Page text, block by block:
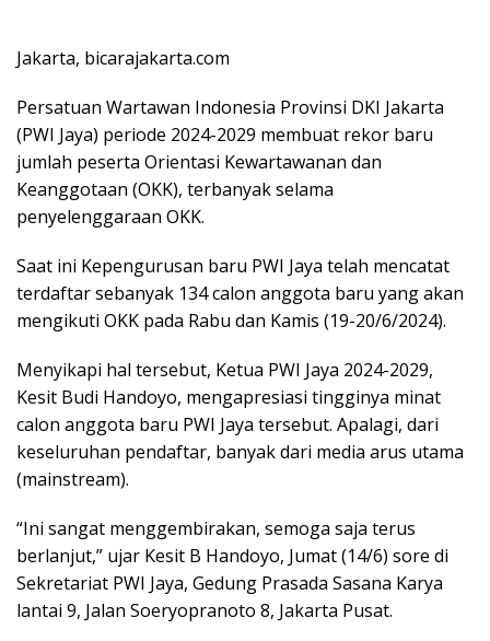
Jakarta, bicarajakarta.com
Persatuan Wartawan Indonesia Provinsi DKI Jakarta
(PWI Jaya) periode 2024-2029 membuat rekor baru
jumlah peserta Orientasi Kewartawanan dan
Keanggotaan (OKK), terbanyak selama
penyelenggaraan OKK.
Saat ini Kepengurusan baru PWI Jaya telah mencatat
terdaftar sebanyak 134 calon anggota baru yang akan
mengikuti OKK pada Rabu dan Kamis (19-20/6/2024).
Menyikapi hal tersebut, Ketua PWI Jaya 2024-2029,
Kesit Budi Handoyo, mengapresiasi tingginya minat
calon anggota baru PWI Jaya tersebut. Apalagi, dari
keseluruhan pendaftar, banyak dari media arus utama
(mainstream).
“Ini sangat menggembirakan, semoga saja terus
berlanjut,” ujar Kesit B Handoyo, Jumat (14/6) sore di
Sekretariat PWI Jaya, Gedung Prasada Sasana Karya
lantai 9, Jalan Soeryopranoto 8, Jakarta Pusat.